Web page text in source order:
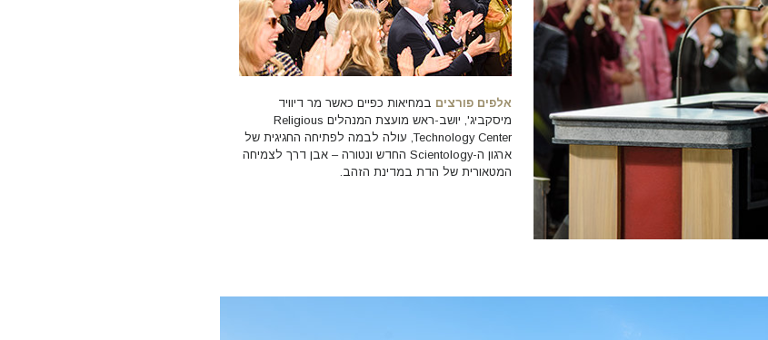
אלפים פורצים במחיאות כפיים כאשר מר דיוויד
מיסקביג', יושב-ראש מועצת המנהלים Religious
Technology Center, עולה לבמה לפתיחה החגיגית של
ארגון ה-Scientology החדש ונטורה – אבן דרך לצמיחה
המטאורית של הדת במדינת הזהב.